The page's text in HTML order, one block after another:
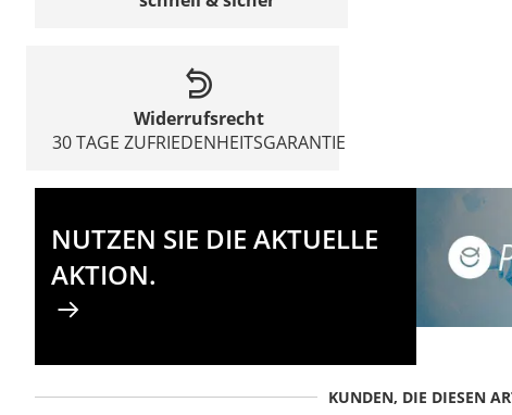
Widerrufsrecht
30 TAGE ZUFRIEDENHEITSGARANTIE
NUTZEN SIE DIE AKTUELLE
AKTION.
KUNDEN, DIE DIESEN